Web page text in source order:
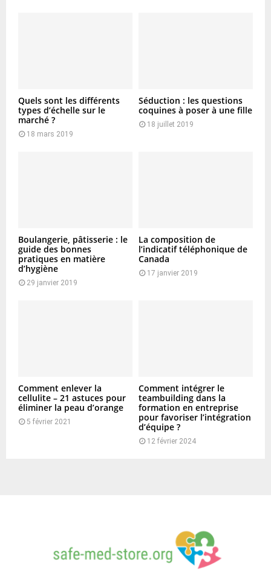
Quels sont les différents
types d’échelle sur le
marché ?
18 mars 2019
Séduction : les questions
coquines à poser à une fille
18 juillet 2019
Boulangerie, pâtisserie : le
guide des bonnes
pratiques en matière
d’hygiène
29 janvier 2019
La composition de
l’indicatif téléphonique de
Canada
17 janvier 2019
Comment enlever la
cellulite – 21 astuces pour
éliminer la peau d’orange
5 février 2021
Comment intégrer le
teambuilding dans la
formation en entreprise
pour favoriser l’intégration
d’équipe ?
12 février 2024